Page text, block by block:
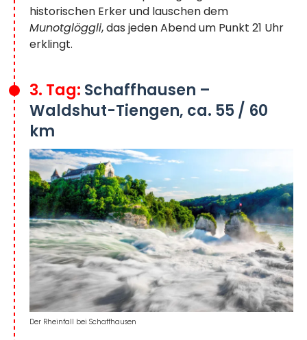
historischen Erker und lauschen dem
Munotglöggli, das jeden Abend um Punkt 21 Uhr
erklingt.
3. Tag: Schaffhausen –
Waldshut-Tiengen, ca. 55 / 60
km
Der Rheinfall bei Schaffhausen